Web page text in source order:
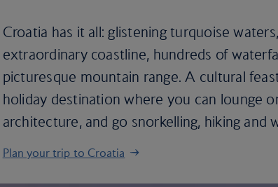
Croatia has it all: glistening turquoise
extraordinary coastline, hundreds of
picturesque mountain range. A cultural
holiday destination where you can lounge
architecture, and go snorkelling, hiking and
Plan your trip to Croatia